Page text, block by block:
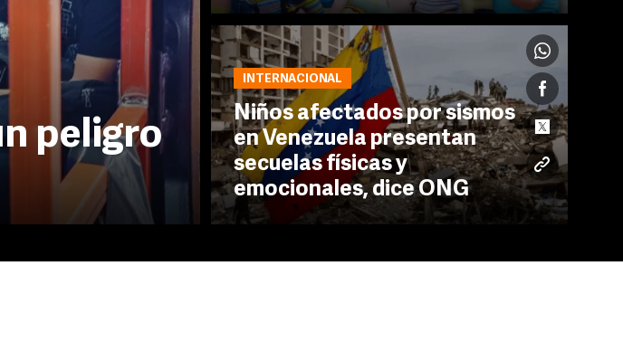
peligro
INTERNACIONAL
Niños afectados por sismos
en Venezuela presentan
secuelas físicas y
emocionales, dice ONG